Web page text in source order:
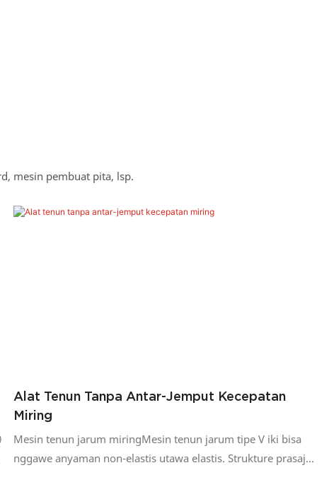
mesin pembuat pita, lsp.
Alat Tenun Tanpa Antar-Jemput Kecepatan
Miring
Mesin tenun jarum miringMesin tenun jarum tipe V iki bisa
nggawe anyaman non-elastis utawa elastis. Strukture prasaja,